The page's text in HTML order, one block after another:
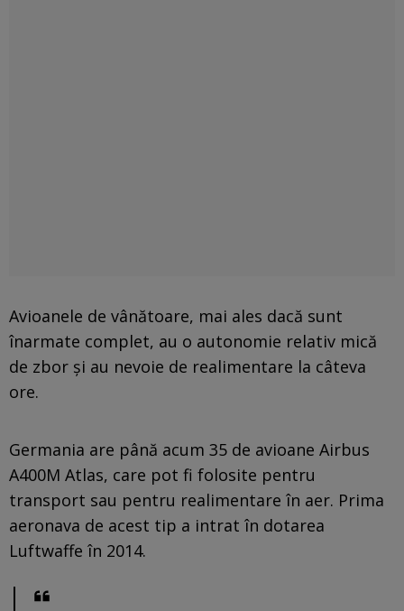
Avioanele de vânătoare, mai ales dacă sunt
înarmate complet, au o autonomie relativ mică
de zbor și au nevoie de realimentare la câteva
ore.
Germania are până acum 35 de avioane Airbus
A400M Atlas, care pot fi folosite pentru
transport sau pentru realimentare în aer. Prima
aeronava de acest tip a intrat în dotarea
Luftwaffe în 2014.